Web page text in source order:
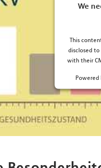
We
This
disclosed
with their
Powered